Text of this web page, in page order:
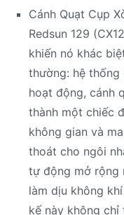
Cánh Quạt Cụp
Redsun 129
khiến nó khác
thường: hệ thống
hoạt động, cánh
thành một chiếc
không gian và
thoát cho ngôi
tự động mở rộng
làm dịu không
kế này không